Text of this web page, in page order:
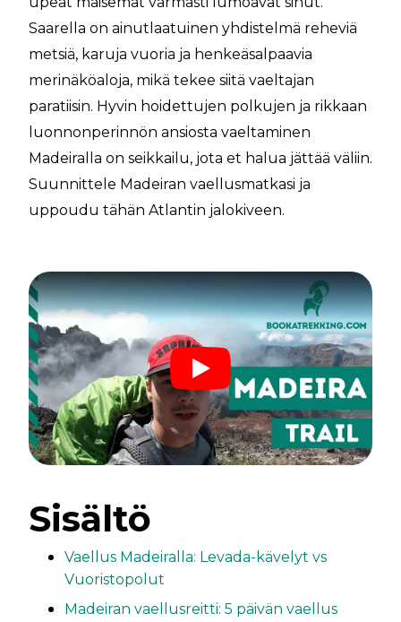
Saarella on ainutlaatuinen yhdistelmä reheviä
metsiä, karuja vuoria ja henkeäsalpaavia
merinäköaloja, mikä tekee siitä vaeltajan
paratiisin. Hyvin hoidettujen polkujen ja rikkaan
luonnonperinnön ansiosta vaeltaminen
Madeiralla on seikkailu, jota et halua jättää väliin.
Suunnittele Madeiran vaellusmatkasi ja
uppoudu tähän Atlantin jalokiveen.
Sisältö
Vaellus Madeiralla: Levada-kävelyt vs
Vuoristopolut
Madeiran vaellusreitti: 5 päivän vaellus